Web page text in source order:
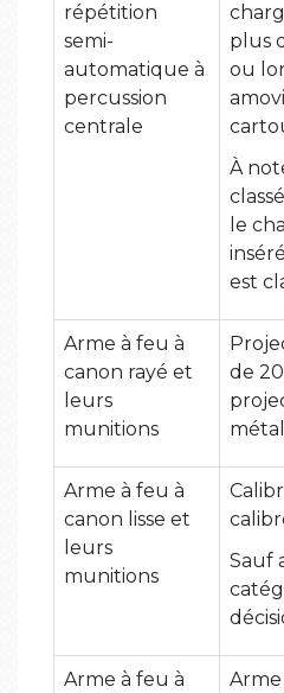
répétition
semi-
automatique à
percussion
centrale
plus
ou
À
le
est
Arme à feu à
canon rayé et
leurs
munitions
de
Arme à feu à
canon lisse et
leurs
munitions
Sauf
Arme à feu à